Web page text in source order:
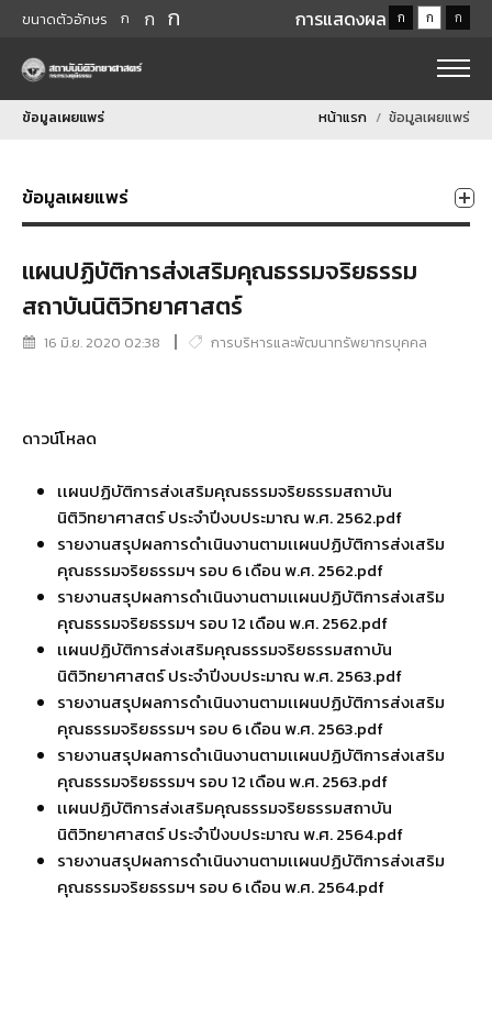
ขนาดตัวอักษร ก ก ก การแสดงผล ก ก ก
ข้อมูลเผยแพร่ หน้าแรก ข้อมูลเผยแพร่
ข้อมูลเผยแพร่
เเผนปฏิบัติการส่งเสริมคุณธรรมจริยธรรม
สถาบันนิติวิทยาศาสตร์
16 มิ.ย. 2020 02:38 การบริหารและพัฒนาทรัพยากรบุคคล
ดาวน์โหลด
เเผนปฏิบัติการส่งเสริมคุณธรรมจริยธรรมสถาบัน
นิติวิทยาศาสตร์ ประจำปีงบประมาณ พ.ศ. 2562.pdf
รายงานสรุปผลการดำเนินงานตามเเผนปฏิบัติการส่งเสริม
คุณธรรมจริยธรรมฯ รอบ 6 เดือน พ.ศ. 2562.pdf
รายงานสรุปผลการดำเนินงานตามเเผนปฏิบัติการส่งเสริม
คุณธรรมจริยธรรมฯ รอบ 12 เดือน พ.ศ. 2562.pdf
เเผนปฏิบัติการส่งเสริมคุณธรรมจริยธรรมสถาบัน
นิติวิทยาศาสตร์ ประจำปีงบประมาณ พ.ศ. 2563.pdf
รายงานสรุปผลการดำเนินงานตามเเผนปฏิบัติการส่งเสริม
คุณธรรมจริยธรรมฯ รอบ 6 เดือน พ.ศ. 2563.pdf
รายงานสรุปผลการดำเนินงานตามเเผนปฏิบัติการส่งเสริม
คุณธรรมจริยธรรมฯ รอบ 12 เดือน พ.ศ. 2563.pdf
เเผนปฏิบัติการส่งเสริมคุณธรรมจริยธรรมสถาบัน
นิติวิทยาศาสตร์ ประจำปีงบประมาณ พ.ศ. 2564.pdf
รายงานสรุปผลการดำเนินงานตามเเผนปฏิบัติการส่งเสริม
คุณธรรมจริยธรรมฯ รอบ 6 เดือน พ.ศ. 2564.pdf